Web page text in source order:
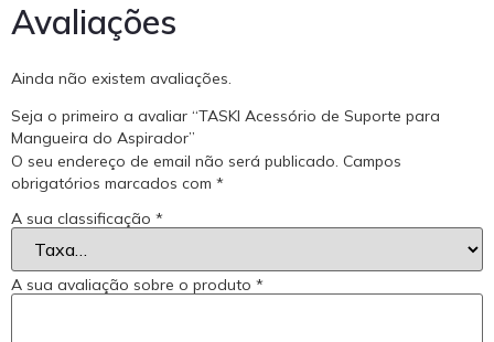
Avaliações
Ainda não existem avaliações.
Seja o primeiro a avaliar “TASKI Acessório de Suporte para
Mangueira do Aspirador”
O seu endereço de email não será publicado. Campos
obrigatórios marcados com *
A sua classificação *
A sua avaliação sobre o produto *